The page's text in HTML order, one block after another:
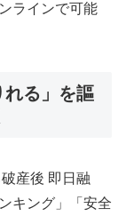
ラインで可能
れる」を謳
産後 即日融
キング」「安全